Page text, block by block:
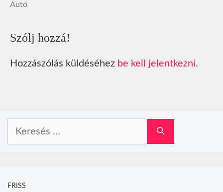
Autó
Szólj hozzá!
Hozzászólás küldéséhez be kell jelentkezni.
FRISS